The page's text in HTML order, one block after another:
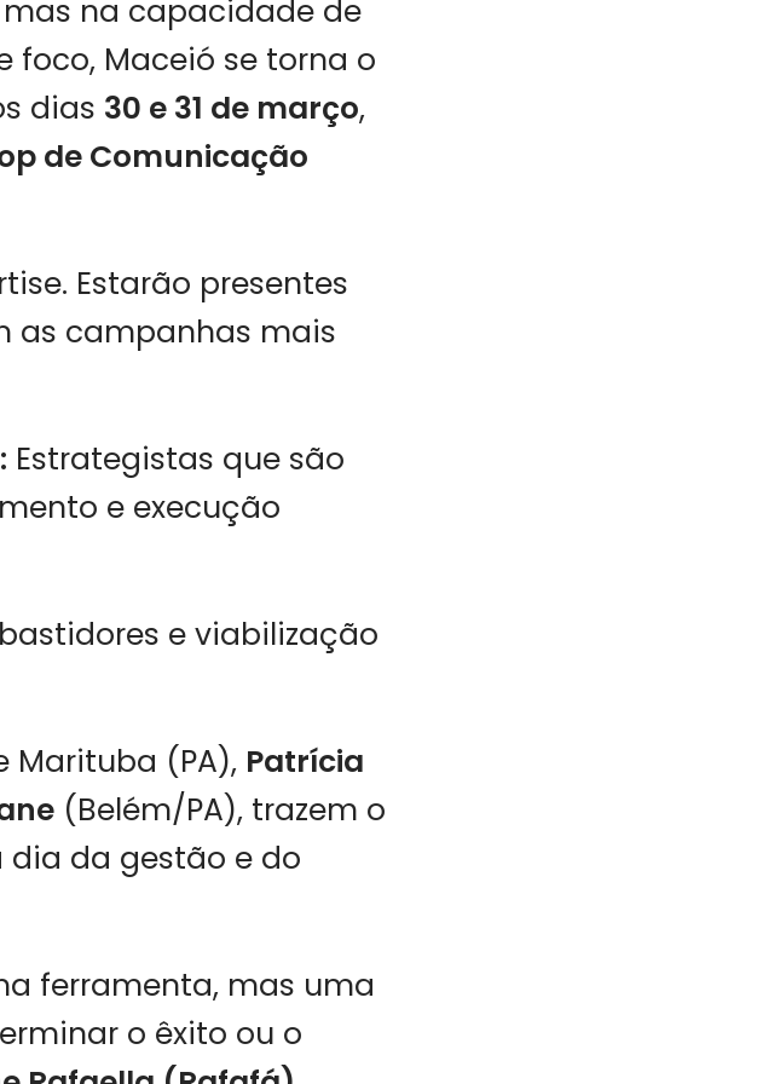
na capacidade de
foco, Maceió se torna o
dias 30 e 31 de março,
de Comunicação
Estarão presentes
as campanhas mais
Estrategistas que são
e execução
e viabilização
Marituba (PA), Patrícia
(Belém/PA), trazem o
da gestão e do
ferramenta, mas uma
o êxito ou o